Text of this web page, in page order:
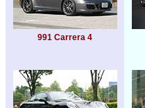
991 Carrera 4